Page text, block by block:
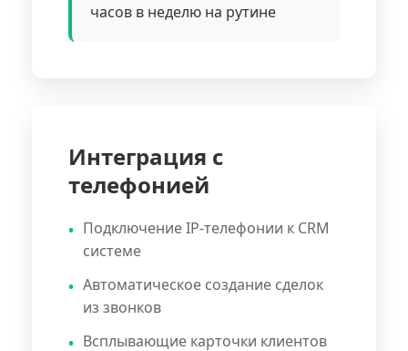
часов в неделю на рутине
Интеграция с
телефонией
Подключение IP-телефонии к CRM
системе
Автоматическое создание сделок
из звонков
Всплывающие карточки клиентов